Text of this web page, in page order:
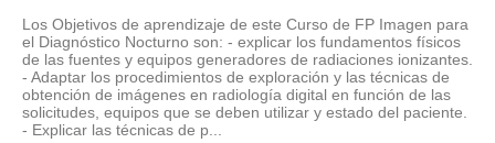
Los Objetivos de aprendizaje de este Curso de FP Imagen para
el Diagnóstico Nocturno son: - explicar los fundamentos físicos
de las fuentes y equipos generadores de radiaciones ionizantes.
- Adaptar los procedimientos de exploración y las técnicas de
obtención de imágenes en radiología digital en función de las
solicitudes, equipos que se deben utilizar y estado del paciente.
- Explicar las técnicas de p...